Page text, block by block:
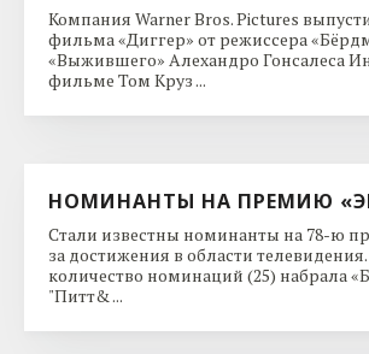
Компания Warner Bros. Pictures
фильма «Диггер» от режиссера
«Выжившего» Алехандро Гонсалеса
фильме Том Круз ...
НОМИНАНТЫ НА ПРЕМИЮ
Стали известны номинанты на 78-ю
за достижения в области
количество номинаций (25) набрала
"Питт& ...